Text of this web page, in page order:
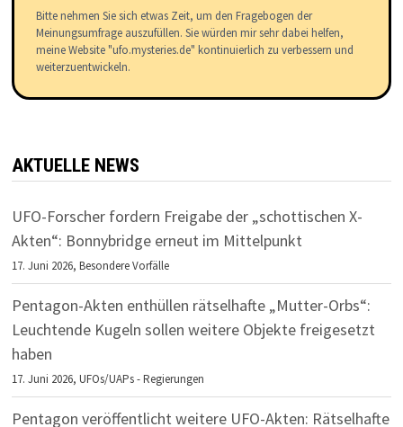
Bitte nehmen Sie sich etwas Zeit, um den Fragebogen der
Meinungsumfrage auszufüllen. Sie würden mir sehr dabei helfen,
meine Website "ufo.mysteries.de" kontinuierlich zu verbessern und
weiterzuentwickeln.
AKTUELLE NEWS
UFO-Forscher fordern Freigabe der „schottischen X-
Akten“: Bonnybridge erneut im Mittelpunkt
17. Juni 2026,Besondere Vorfälle
Pentagon-Akten enthüllen rätselhafte „Mutter-Orbs“:
Leuchtende Kugeln sollen weitere Objekte freigesetzt
haben
17. Juni 2026,UFOs/UAPs - Regierungen
Pentagon veröffentlicht weitere UFO-Akten: Rätselhafte